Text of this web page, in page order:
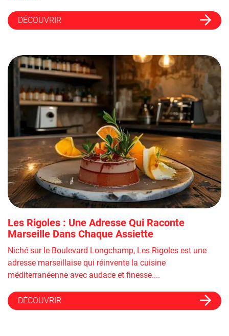
DÉCOUVRIR
Les Rigoles : Une Adresse Qui Raconte
Marseille Dans Chaque Assiette
Niché sur le Boulevard Longchamp, Les Rigoles est une
adresse marseillaise qui réinvente la cuisine
méditerranéenne avec audace et finesse....
DÉCOUVRIR